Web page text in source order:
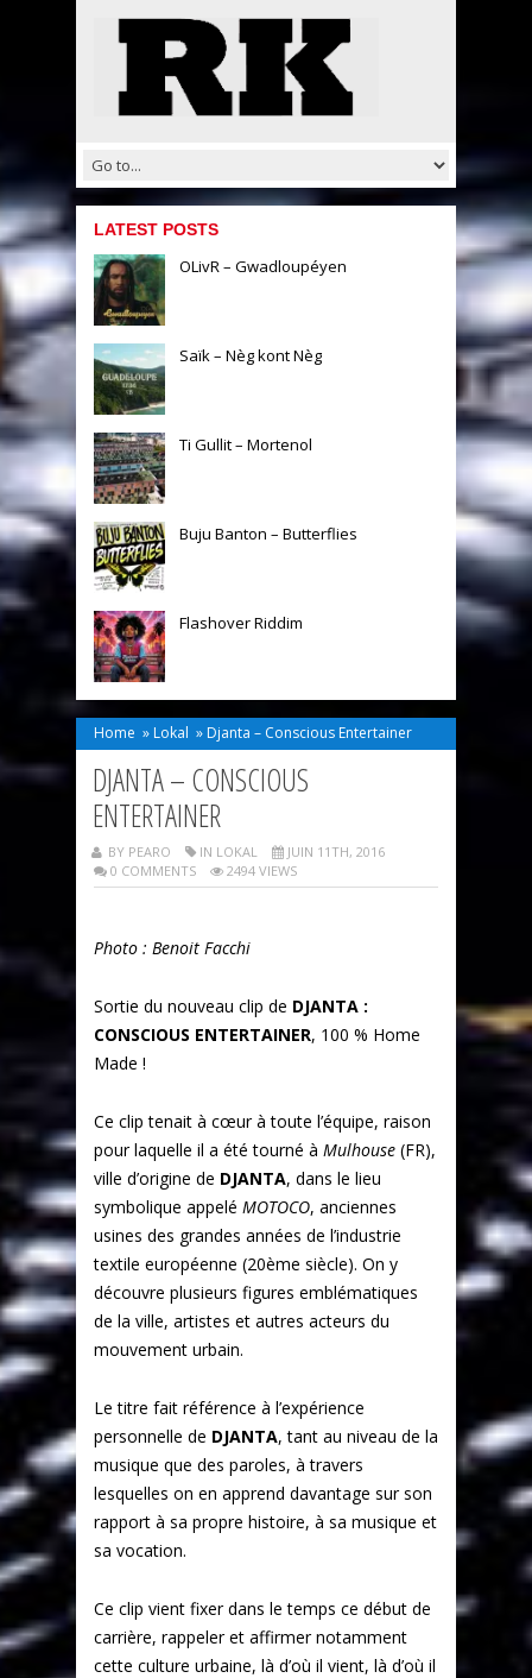
LATEST POSTS
OLivR – Gwadloupéyen
Saïk – Nèg kont Nèg
Ti Gullit – Mortenol
Buju Banton – Butterflies
Flashover Riddim
Home » Lokal » Djanta – Conscious Entertainer
DJANTA – CONSCIOUS
ENTERTAINER
BY PEARO IN LOKAL
JUIN 11TH, 2016
0 COMMENTS
2494 VIEWS
Photo : Benoit Facchi
Sortie du nouveau clip de DJANTA :
CONSCIOUS ENTERTAINER, 100 % Home
Made !
Ce clip tenait à cœur à toute l’équipe, raison
pour laquelle il a été tourné à Mulhouse (FR),
ville d’origine de DJANTA, dans le lieu
symbolique appelé MOTOCO, anciennes
usines des grandes années de l’industrie
textile européenne (20ème siècle). On y
découvre plusieurs figures emblématiques
de la ville, artistes et autres acteurs du
mouvement urbain.
Le titre fait référence à l’expérience
personnelle de DJANTA, tant au niveau de la
musique que des paroles, à travers
lesquelles on en apprend davantage sur son
rapport à sa propre histoire, à sa musique et
sa vocation.
Ce clip vient fixer dans le temps ce début de
carrière, rappeler et affirmer notamment
cette culture urbaine, là d’où il vient, là d’où il